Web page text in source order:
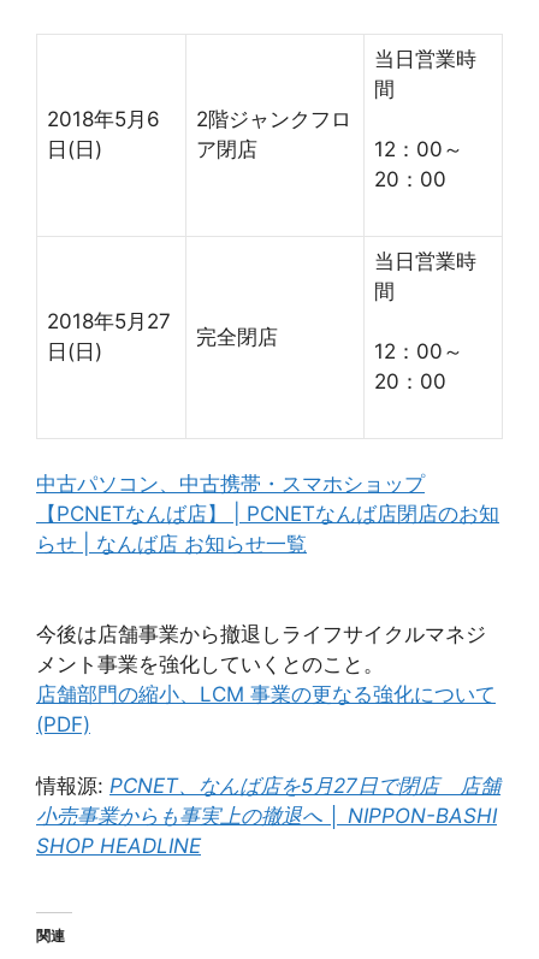
2018年5月6
日(日)
2階ジャンクフロ
ア閉店
当日営業時
間
12：00～
20：00
2018年5月27
日(日)
完全閉店
当日営業時
間
12：00～
20：00
中古パソコン、中古携帯・スマホショップ
【PCNETなんば店】 | PCNETなんば店閉店のお知
らせ | なんば店 お知らせ一覧
今後は店舗事業から撤退しライフサイクルマネジ
メント事業を強化していくとのこと。
店舗部門の縮小、LCM 事業の更なる強化について
(PDF)
情報源: PCNET、なんば店を5月27日で閉店 店舗
小売事業からも事実上の撤退へ │ NIPPON-BASHI
SHOP HEADLINE
関連